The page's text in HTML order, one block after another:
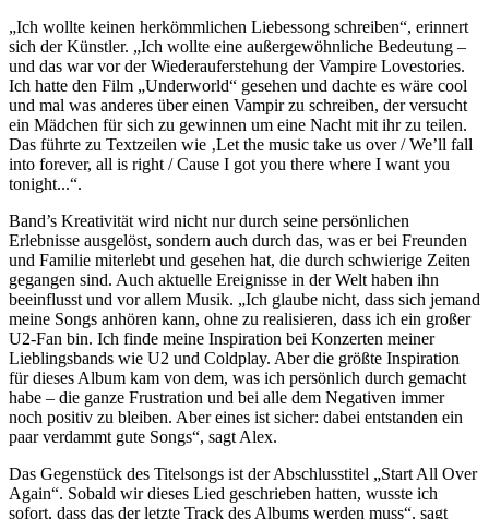
„Ich wollte keinen herkömmlichen Liebessong schreiben“, erinnert
sich der Künstler. „Ich wollte eine außergewöhnliche Bedeutung –
und das war vor der Wiederauferstehung der Vampire Lovestories.
Ich hatte den Film „Underworld“ gesehen und dachte es wäre cool
und mal was anderes über einen Vampir zu schreiben, der versucht
ein Mädchen für sich zu gewinnen um eine Nacht mit ihr zu teilen.
Das führte zu Textzeilen wie ‚Let the music take us over / We’ll fall
into forever, all is right / Cause I got you there where I want you
tonight...“.
Band’s Kreativität wird nicht nur durch seine persönlichen
Erlebnisse ausgelöst, sondern auch durch das, was er bei Freunden
und Familie miterlebt und gesehen hat, die durch schwierige Zeiten
gegangen sind. Auch aktuelle Ereignisse in der Welt haben ihn
beeinflusst und vor allem Musik. „Ich glaube nicht, dass sich jemand
meine Songs anhören kann, ohne zu realisieren, dass ich ein großer
U2-Fan bin. Ich finde meine Inspiration bei Konzerten meiner
Lieblingsbands wie U2 und Coldplay. Aber die größte Inspiration
für dieses Album kam von dem, was ich persönlich durch gemacht
habe – die ganze Frustration und bei alle dem Negativen immer
noch positiv zu bleiben. Aber eines ist sicher: dabei entstanden ein
paar verdammt gute Songs“, sagt Alex.
Das Gegenstück des Titelsongs ist der Abschlusstitel „Start All Over
Again“. Sobald wir dieses Lied geschrieben hatten, wusste ich
sofort, dass das der letzte Track des Albums werden muss“, sagt